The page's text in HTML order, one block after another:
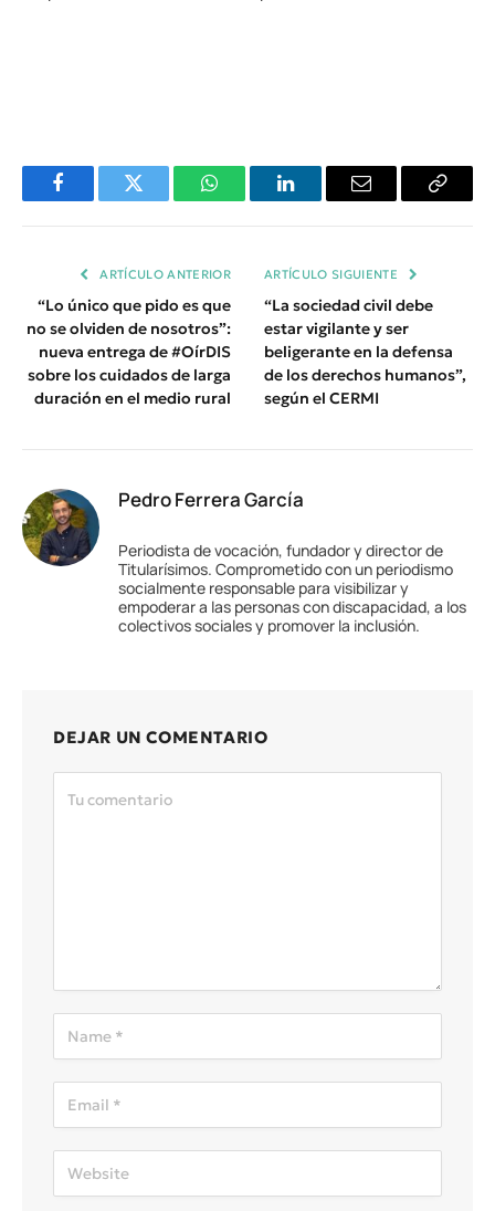
FacebookTwitter WhatsAppLinkedInEmail
Copiar
ARTÍCULO ANTERIOR
“Lo único que pido es que
no se olviden de nosotros”:
nueva entrega de #OírDIS
sobre los cuidados de larga
duración en el medio rural
ARTÍCULO SIGUIENTE
“La sociedad civil debe
estar vigilante y ser
beligerante en la defensa
de los derechos humanos”,
según el CERMI
Pedro Ferrera García
Periodista de vocación, fundador y director de
Titularísimos. Comprometido con un periodismo
socialmente responsable para visibilizar y
empoderar a las personas con discapacidad, a los
colectivos sociales y promover la inclusión.
DEJAR UN COMENTARIO